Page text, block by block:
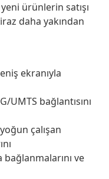
ürünlerin satışı
daha yakından
ekranıyla
UMTS bağlantısını
çalışan
bağlanmalarını ve